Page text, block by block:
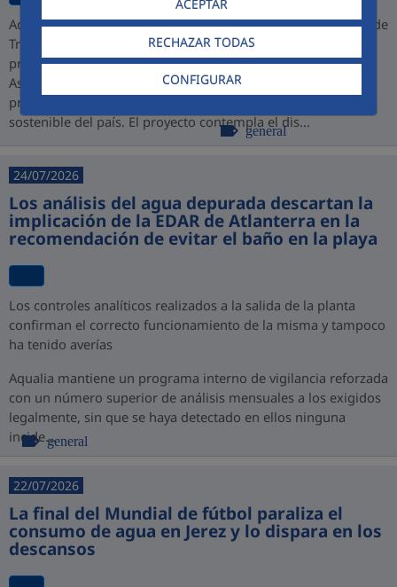
ACEPTAR
RECHAZAR TODAS
CONFIGURAR
Aqualia ha resultado adjudicataria del proyecto de la Planta de
Tratamiento de Aguas Residuales (PTAR) de Cajamarca,
promovido por PROINVERSIÓN bajo la modalidad de
Asociación Público-Privada (APP), consolidando así su
presencia en Perú y su compromiso con el desarrollo
sostenible del país. El proyecto contempla el dis...
general
24/07/2026
Los análisis del agua depurada descartan la
implicación de la EDAR de Atlanterra en la
recomendación de evitar el baño en la playa
Los controles analíticos realizados a la salida de la planta
confirman el correcto funcionamiento de la misma y tampoco
ha tenido averías
Aqualia mantiene un programa interno de vigilancia reforzada
con un número superior de análisis mensuales a los exigidos
legalmente, sin que se haya detectado en ellos ninguna
incide...general
22/07/2026
La final del Mundial de fútbol paraliza el
consumo de agua en Jerez y lo dispara en los
descansos